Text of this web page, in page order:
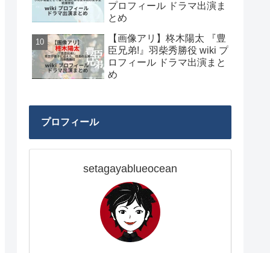
プロフィール ドラマ出演ま
とめ
【画像アリ】柊木陽太 『豊
臣兄弟!』羽柴秀勝役 wiki プ
ロフィール ドラマ出演まと
め
プロフィール
setagayablueocean